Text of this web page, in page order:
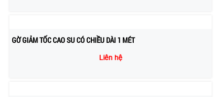
GỜ GIẢM TỐC CAO SU CÓ CHIỀU DÀI 1 MÉT
Liên hệ